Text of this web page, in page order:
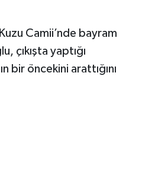
Camii’nde bayram
çıkışta yaptığı
bir öncekini arattığını